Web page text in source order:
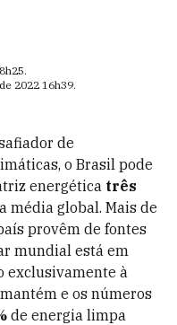
.
2022 16h39.
de
o Brasil pode
energética três
média global. Mais de
provêm de fontes
mundial está em
exclusivamente à
e os números
de energia limpa